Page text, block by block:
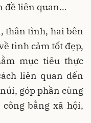
đề liên quan…
thân tình, hai bên
tình cảm tốt đẹp,
mục tiêu thực
liên quan đến
góp phần cùng
bằng xã hội,